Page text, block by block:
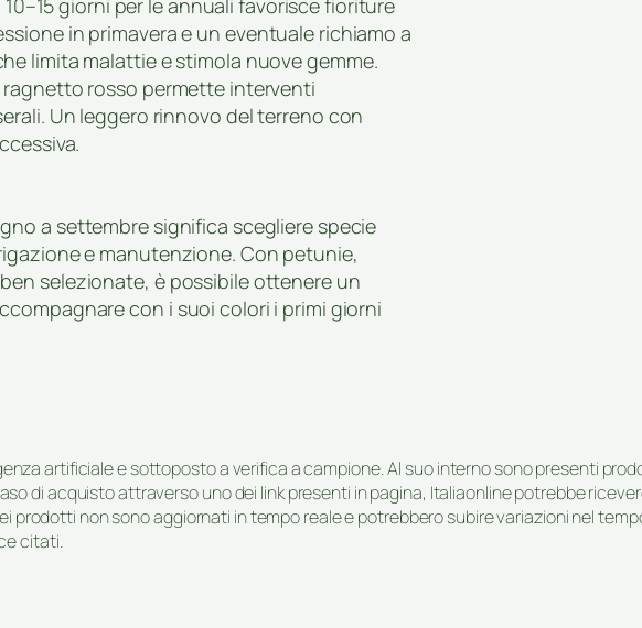
giorni per le annuali favorisce fioriture
in primavera e un eventuale richiamo a
limita malattie e stimola nuove gemme.
rosso permette interventi
Un leggero rinnovo del terreno con
a settembre significa scegliere specie
e manutenzione. Con petunie,
selezionate, è possibile ottenere un
con i suoi colori i primi giorni
artificiale e sottoposto a verifica a campione. Al suo interno sono presenti
di acquisto attraverso uno dei link presenti in pagina, Italiaonline potrebbe
prodotti non sono aggiornati in tempo reale e potrebbero subire variazioni nel
citati.